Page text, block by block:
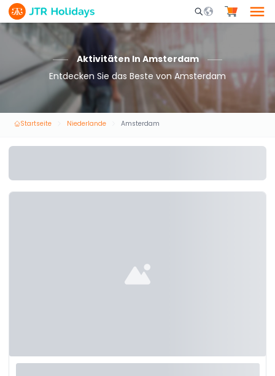
Mobile Search
Aktivitäten In Amsterdam
Entdecken Sie das Beste von Amsterdam
Startseite Niederlande Amsterdam